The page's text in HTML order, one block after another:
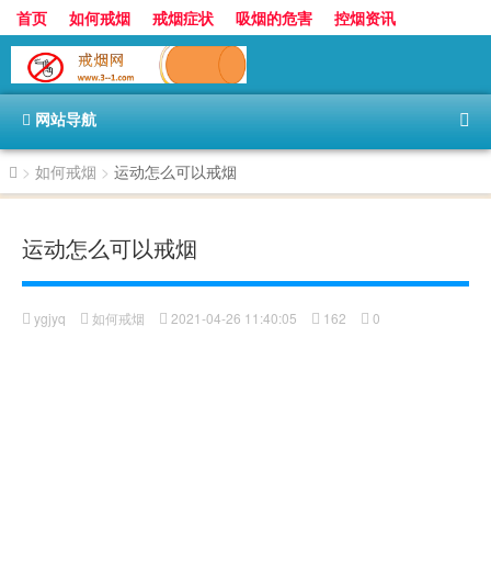
首页 如何戒烟 戒烟症状 吸烟的危害
控烟资讯
香烟的世界
香烟价格表
网站导航
> 如何戒烟 > 运动怎么可以戒烟
运动怎么可以戒烟
ygjyq 如何戒烟 2021-04-26 11:40:05 162 0